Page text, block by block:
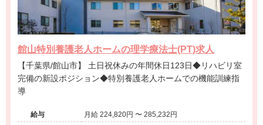
館山特別養護老人ホームの理学療法士(PT)求人
【千葉県/館山市】 土日祝休みの年間休日123日◆リハビリ室
完備の新設ポジション◆特別養護老人ホームでの機能訓練指
導
給与
月給 224,820円 〜 285,232円